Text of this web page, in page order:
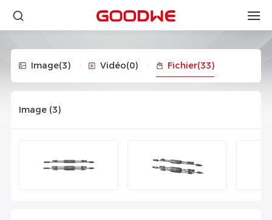
Image(3) Vidéo(0) Fichier(33)
Image (3)